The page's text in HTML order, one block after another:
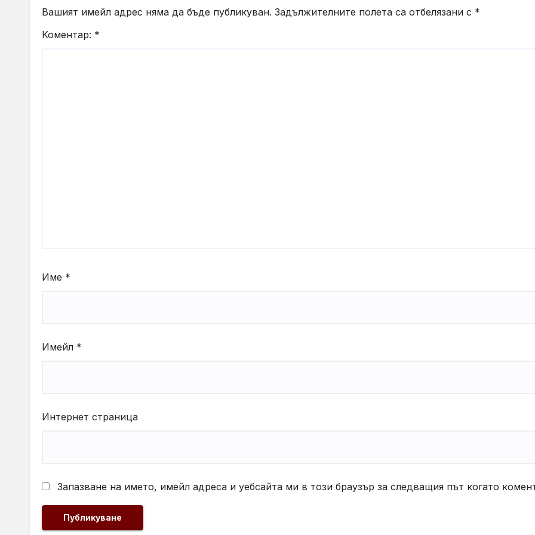
подкрепен от
Вашият имейл адрес няма да бъде публикуван. Задължителните полета са отбелязани с *
Коментар: *
Име *
Имейл *
Интернет страница
Запазване на името, имейл адреса и уебсайта ми в този браузър за следващия път когато